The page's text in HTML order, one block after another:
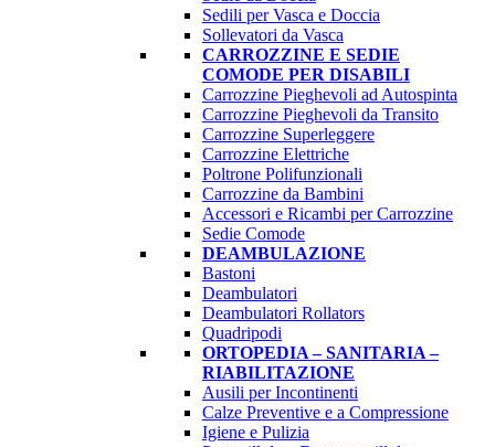
Sedili per Vasca e Doccia
Sollevatori da Vasca
CARROZZINE E SEDIE
COMODE PER DISABILI
Carrozzine Pieghevoli ad Autospinta
Carrozzine Pieghevoli da Transito
Carrozzine Superleggere
Carrozzine Elettriche
Poltrone Polifunzionali
Carrozzine da Bambini
Accessori e Ricambi per Carrozzine
Sedie Comode
DEAMBULAZIONE
Bastoni
Deambulatori
Deambulatori Rollators
Quadripodi
ORTOPEDIA – SANITARIA –
RIABILITAZIONE
Ausili per Incontinenti
Calze Preventive e a Compressione
Igiene e Pulizia